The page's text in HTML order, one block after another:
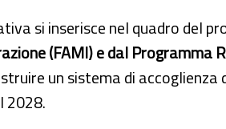
si inserisce nel quadro del
(FAMI) e dal Programma
un sistema di
2028.